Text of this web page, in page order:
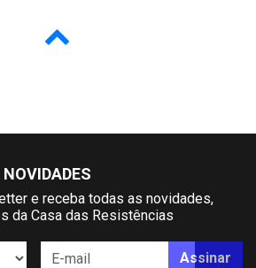
e receba todas as novidades,
da Casa das Resistências
Assinar